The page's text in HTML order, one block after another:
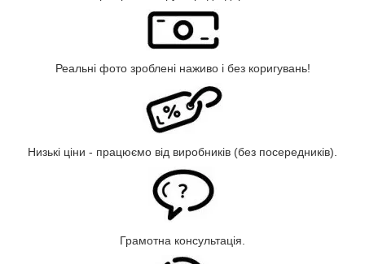
Реальні фото зроблені наживо і без коригувань!
Низькі ціни - працюємо від виробників (без посередників).
Грамотна консультація.